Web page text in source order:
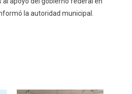
la autoridad municipal.